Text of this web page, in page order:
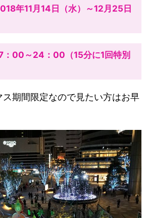
年11月14日（水）～12月25日
：00～24：00（15分に1回特別
期間限定なので見たい方はお早